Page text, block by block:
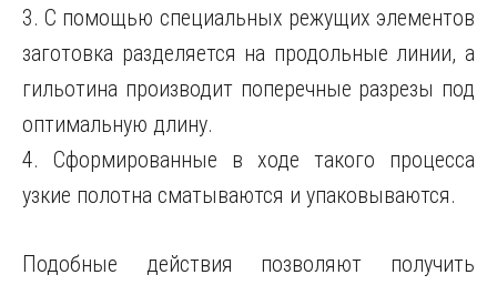
3. С помощью специальных режущих элементов
заготовка разделяется на продольные линии, а
гильотина производит поперечные разрезы под
оптимальную длину.
4. Сформированные в ходе такого процесса
узкие полотна сматываются и упаковываются.
Подобные действия позволяют получить